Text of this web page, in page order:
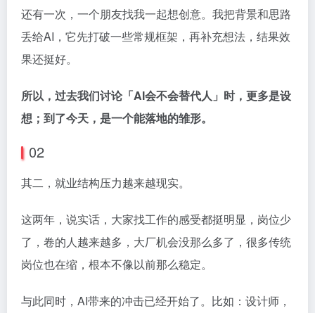
还有一次，一个朋友找我一起想创意。我把背景和思路
丢给AI，它先打破一些常规框架，再补充想法，结果效
果还挺好。
所以，过去我们讨论「AI会不会替代人」时，更多是设
想；到了今天，是一个能落地的雏形。
02
其二，就业结构压力越来越现实。
这两年，说实话，大家找工作的感受都挺明显，岗位少
了，卷的人越来越多，大厂机会没那么多了，很多传统
岗位也在缩，根本不像以前那么稳定。
与此同时，AI带来的冲击已经开始了。比如：设计师，